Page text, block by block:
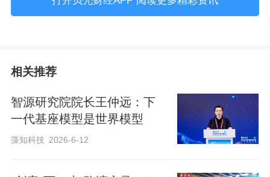
势。
人工智能应用调查》，覆盖制造、科技、
金融、互联网等18个行业，收集128位企业
负责人的有效样本，企业类型涵盖中小企
业、大型集团、初创公司与头部平台，其
相关推荐
智源研究院院长王仲远：下
一代基座模型是世界模型
藻知科技 2026-6-12